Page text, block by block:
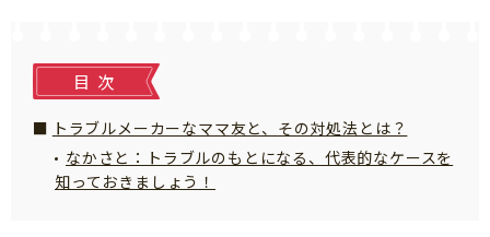
英語
習い事
知育
料理
マネー
目次
トラブルメーカーなママ友と、その対処法とは？
なかさと：トラブルのもとになる、代表的なケースを
知っておきましょう！